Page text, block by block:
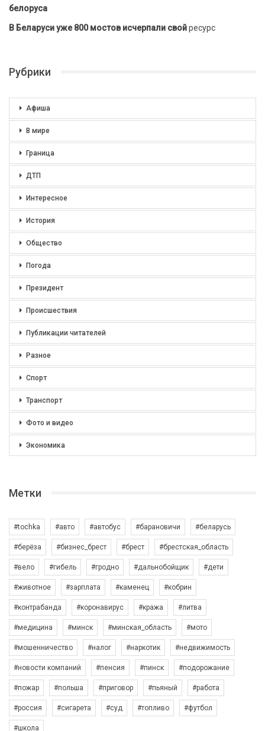
белоруса
В Беларуси уже 800 мостов исчерпали свойресурс
Рубрики
Афиша
В мире
Граница
ДТП
Интересное
История
Общество
Погода
Президент
Происшествия
Публикации читателей
Разное
Спорт
Транспорт
Фото и видео
Экономика
Метки
#tochka #авто #автобус #барановичи #беларусь
#берёза #бизнес_брест #брест #брестская_область
#вело #гибель #гродно #дальнобойщик #дети
#животное #зарплата #каменец #кобрин
#контрабанда #коронавирус #кража #литва
#медицина #минск #минская_область #мото
#мошенничество #налог #наркотик #недвижимость
#новости компаний #пенсия #пинск #подорожание
#пожар #польша #приговор #пьяный #работа
#россия #сигарета #суд #топливо #футбол
#школа